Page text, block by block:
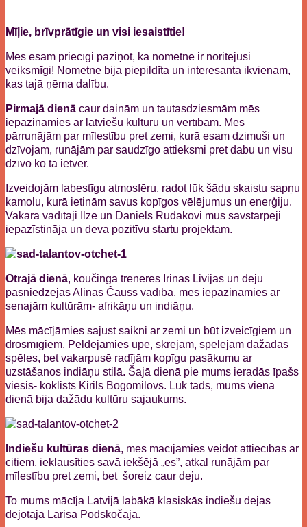
Mīļie, brīvprātīgie un visi iesaistītie!
Mēs esam priecīgi paziņot, ka nometne ir noritējusi
veiksmīgi! Nometne bija piepildīta un interesanta ikvienam,
kas tajā ņēma dalību.
Pirmajā dienā caur dainām un tautasdziesmām mēs
iepazināmies ar latviešu kultūru un vērtībām. Mēs
pārrunājām par mīlestību pret zemi, kurā esam dzimuši un
dzīvojam, runājām par saudzīgo attieksmi pret dabu un visu
dzīvo ko tā ietver.
Izveidojām labestīgu atmosfēru, radot lūk šādu skaistu sapņu
kamolu, kurā ietinām savus kopīgos vēlējumus un enerģiju.
Vakara vadītāji Ilze un Daniels Rudakovi mūs savstarpēji
iepazīstināja un deva pozitīvu startu projektam.
Otrajā dienā, koučinga treneres Irinas Livijas un deju
pasniedzējas Alinas Čauss vadībā, mēs iepazināmies ar
senajām kultūrām- afrikāņu un indiāņu.
Mēs mācījāmies sajust saikni ar zemi un būt izveicīgiem un
drosmīgiem. Peldējāmies upē, skrējām, spēlējām dažādas
spēles, bet vakarpusē radījām kopīgu pasākumu ar
uzstāšanos indiāņu stilā. Šajā dienā pie mums ieradās īpašs
viesis- koklists Kirils Bogomilovs. Lūk tāds, mums vienā
dienā bija dažādu kultūru sajaukums.
Indiešu kultūras dienā, mēs mācījāmies veidot attiecības ar
citiem, ieklausīties savā iekšējā „es”, atkal runājām par
mīlestību pret zemi, bet šoreiz caur deju.
To mums mācīja Latvijā labākā klasiskās indiešu dejas
dejotāja Larisa Podskočaja.